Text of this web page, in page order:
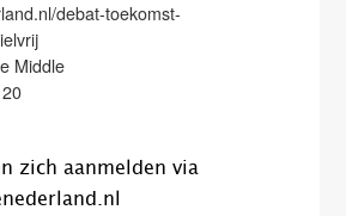
debat-toekomst-
Middle
zich aanmelden via